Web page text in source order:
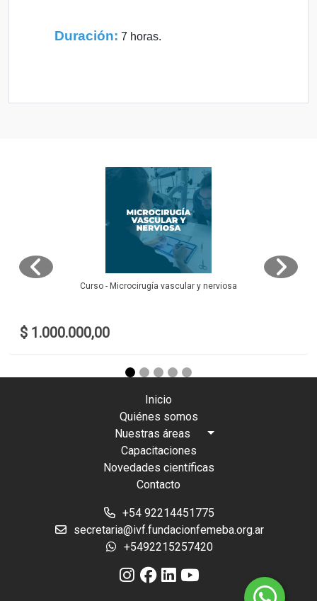
Duración: 7 horas.
Curso - Microcirugía vascular y nerviosa
$ 1.000.000,00
Inicio
Quiénes somos
Nuestras áreas
Capacitaciones
Novedades científicas
Contacto
+54 92214451775
secretaria@ivf.fundacionfemeba.org.ar
+5492215257420